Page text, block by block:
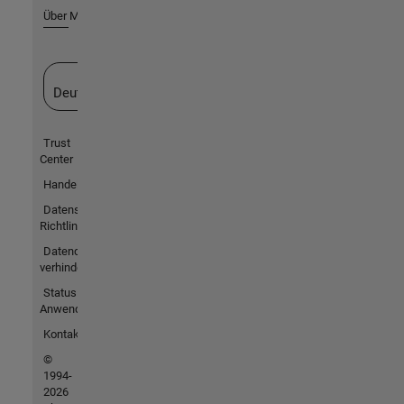
Über MathWorks
Deutschland
Trust
Center
Handelsmarken
Datenschutz-
Richtlinien
Datendiebstahl
verhindern
Status von
Anwendungen
Kontakt
©
1994-
2026